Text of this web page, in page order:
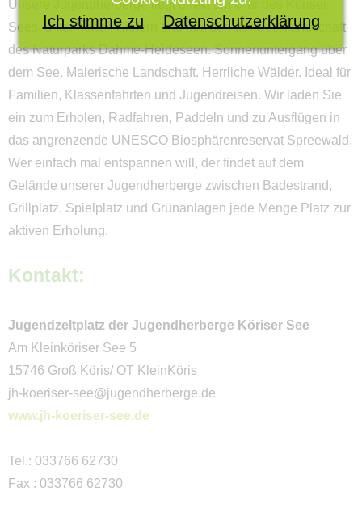
Imagefilm
Regionen
Prignitz
Ruppiner Seenland
Uckermark
Barnimer Land
Seenland Oder-Spree
Spreewald
Lausitzer Seenland
Fläming
Potsdam
Aktivitäten
Unsere Jugendherberge liegt direkt am Ufer des Köriser
Sees, unter hohen Kiefern und inmitten der Seenlandschaft
des Naturparks Dahme-Heideseen. Sonnenuntergang über
dem See. Malerische Landschaft. Herrliche Wälder. Ideal für
Familien, Klassenfahrten und Jugendreisen. Wir laden Sie
ein zum Erholen, Radfahren, Paddeln und zu Ausflügen in
das angrenzende UNESCO Biosphärenreservat Spreewald.
Wer einfach mal entspannen will, der findet auf dem
Gelände unserer Jugendherberge zwischen Badestrand,
Grillplatz, Spielplatz und Grünanlagen jede Menge Platz zur
aktiven Erholung.
Kontakt:
Jugendzeltplatz der Jugendherberge Köriser See
Am Kleinköriser See 5
15746 Groß Köris/ OT KleinKöris
jh-koeriser-see@jugendherberge.de
www.jh-koeriser-see.de
Tel.: 033766 62730
Fax : 033766 62730
Ich stimme zu
Datenschutzerklärung